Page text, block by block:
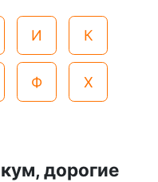
И К
Ф Х
дорогие